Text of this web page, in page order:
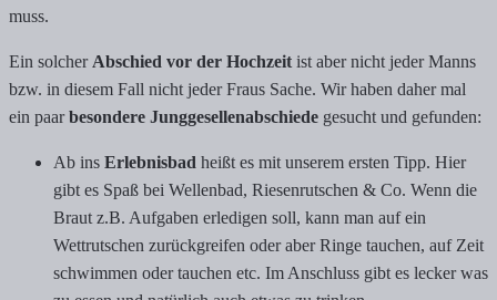
muss.
Ein solcherAbschied vor der Hochzeitist aber nicht jeder Manns
bzw. in diesem Fall nicht jeder Fraus Sache. Wir haben daher mal
ein paarbesondere Junggesellenabschiede gesucht und gefunden:
Ab ins Erlebnisbad heißt es mit unserem ersten Tipp. Hier
gibt es Spaß bei Wellenbad, Riesenrutschen & Co. Wenn die
Braut z.B. Aufgaben erledigen soll, kann man auf ein
Wettrutschen zurückgreifen oder aber Ringe tauchen, auf Zeit
schwimmen oder tauchen etc. Im Anschluss gibt es lecker was